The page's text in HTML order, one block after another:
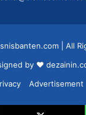
| All
by ❤
Advertisement